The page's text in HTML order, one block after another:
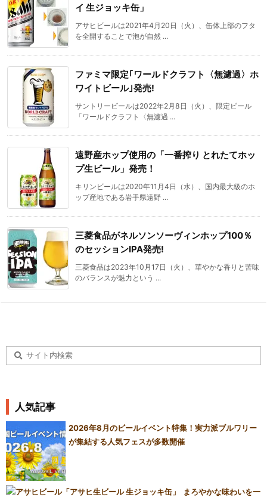
イ 生ジョッキ缶」
アサヒビールは2021年4月20日（火）、缶体上部のフタ
を全開することで泡が自然 ...
ファミマ限定｢ワールドクラフト〈無濾過〉ホ
ワイトビール｣発売!
サントリービールは2022年2月8日（火）、限定ビール
「ワールドクラフト〈無濾過 ...
遠野産ホップ使用の「一番搾り とれたてホッ
プ生ビール」発売！
キリンビールは2020年11月4日（水）、国内最大級のホ
ップ産地である岩手県遠野 ...
三菱食品がネルソンソーヴィンホップ100％
のセッションIPA発売!
三菱食品は2023年10月17日（火）、華やかな香りと苦味
のバランスが魅力という ...
人気記事
2026年8月のビールイベント特集！実力派ブルワリー
が集結する人気フェスが多数開催
まろやかな味わいを一